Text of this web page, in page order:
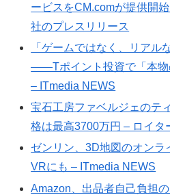
ービスをCM.comが提供開
社のプレスリリース
「ゲームではなく、リアル
――Tポイント投資で「本物
– ITmedia NEWS
宝石工房ファベルジェのテ
格は最高3700万円 – ロイタ
ゼンリン、3D地図のオン
VRにも – ITmedia NEWS
Amazon、出品者自己負担